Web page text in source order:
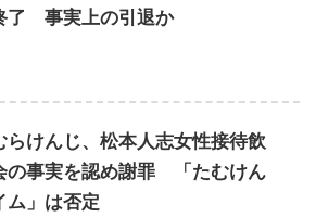
了 事実上の引退か
らけんじ、松本人志女性接待飲
の事実を認め謝罪 「たむけん
ム」は否定